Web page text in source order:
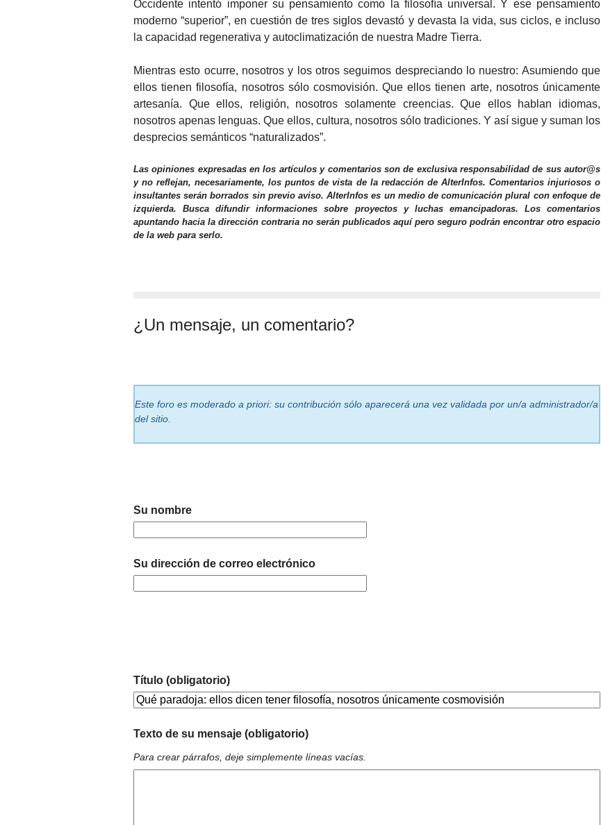
Occidente intentó imponer su pensamiento como la filosofía universal. Y ese pensamiento
moderno “superior”, en cuestión de tres siglos devastó y devasta la vida, sus ciclos, e incluso
la capacidad regenerativa y autoclimatización de nuestra Madre Tierra.
Mientras esto ocurre, nosotros y los otros seguimos despreciando lo nuestro: Asumiendo que
ellos tienen filosofía, nosotros sólo cosmovisión. Que ellos tienen arte, nosotros únicamente
artesanía. Que ellos, religión, nosotros solamente creencias. Que ellos hablan idiomas,
nosotros apenas lenguas. Que ellos, cultura, nosotros sólo tradiciones. Y así sigue y suman los
desprecios semánticos “naturalizados”.
Las opiniones expresadas en los artículos y comentarios son de exclusiva responsabilidad de sus autor@s
y no reflejan, necesariamente, los puntos de vista de la redacción de AlterInfos. Comentarios injuriosos o
insultantes serán borrados sin previo aviso. AlterInfos es un medio de comunicación plural con enfoque de
izquierda. Busca difundir informaciones sobre proyectos y luchas emancipadoras. Los comentarios
apuntando hacia la dirección contraria no serán publicados aquí pero seguro podrán encontrar otro espacio
de la web para serlo.
¿Un mensaje, un comentario?
Este foro es moderado a priori: su contribución sólo aparecerá una vez validada por un/a administrador/a
del sitio.
Su nombre
Su dirección de correo electrónico
Título (obligatorio)
Texto de su mensaje (obligatorio)
Para crear párrafos, deje simplemente líneas vacías.